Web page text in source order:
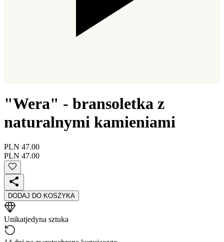
"Wera" - bransoletka z
naturalnymi kamieniami
PLN 47.00
PLN 47.00
DODAJ DO KOSZYKA
Unikatjedyna sztuka